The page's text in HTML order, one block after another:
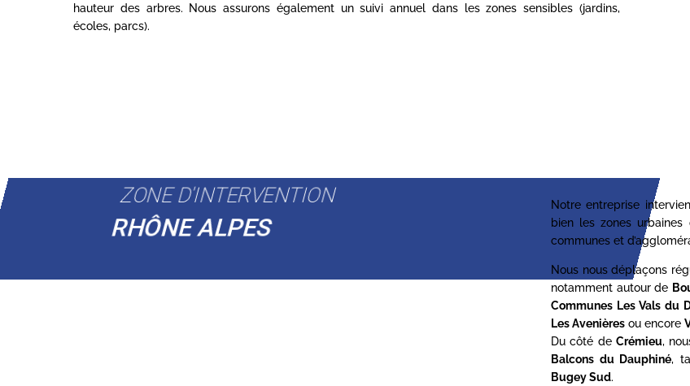
hauteur des arbres. Nous assurons également un suivi annuel dans les zones sensibles (jardins,
écoles, parcs).
ZONE D'INTERVENTION
RHÔNE ALPES
Notre entreprise
bien les zones
communes et
Nous nous déplaçons
notamment autour de
Communes Les Vals du
Les Avenièresou encore
Du côté de Crémieu,
Balcons du Dauphiné,
Bugey Sud.